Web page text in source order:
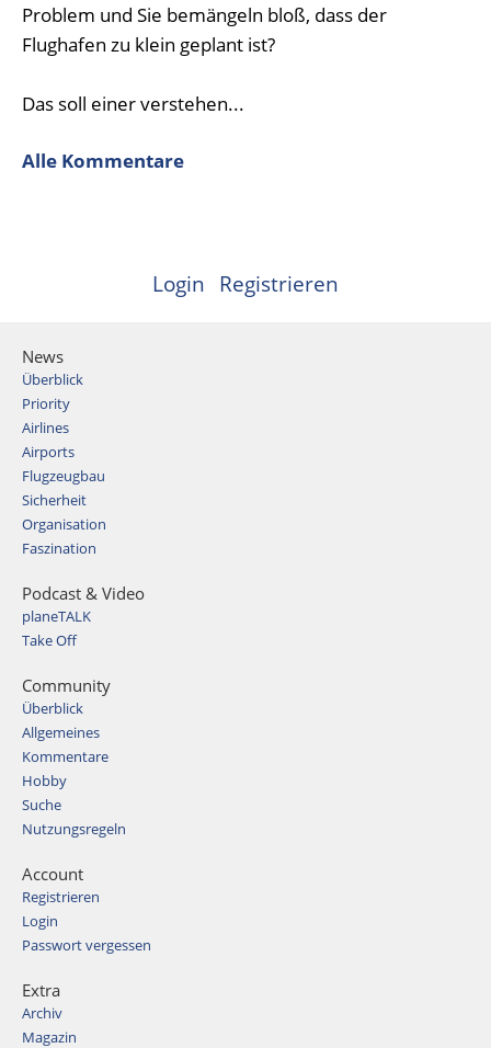
Problem und Sie bemängeln bloß, dass der
Flughafen zu klein geplant ist?
Das soll einer verstehen...
Alle Kommentare
Login Registrieren
News
Überblick
Priority
Airlines
Airports
Flugzeugbau
Sicherheit
Organisation
Faszination
Podcast & Video
planeTALK
Take Off
Community
Überblick
Allgemeines
Kommentare
Hobby
Suche
Nutzungsregeln
Account
Registrieren
Login
Passwort vergessen
Extra
Archiv
Magazin